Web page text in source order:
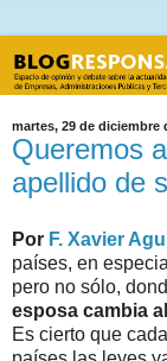
martes, 29 de diciembre
Queremos
apellido de
Por F. Xavier
países, en
pero no sólo,
esposa cambia
Es cierto que